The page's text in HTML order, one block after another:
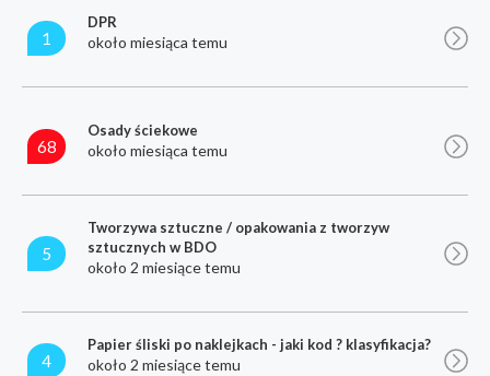
1
DPR
około miesiąca temu
68
Osady ściekowe
około miesiąca temu
5
Tworzywa sztuczne / opakowania z tworzyw
sztucznych w BDO
około 2 miesiące temu
4
Papier śliski po naklejkach - jaki kod ? klasyfikacja?
około 2 miesiące temu